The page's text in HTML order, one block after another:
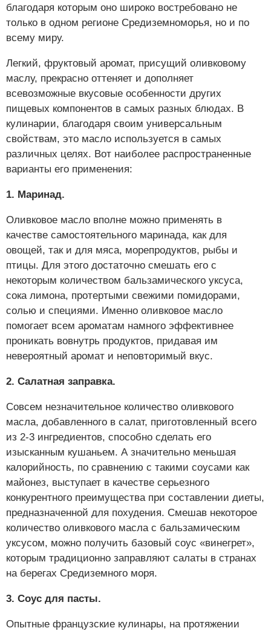
благодаря которым оно широко востребовано не
только в одном регионе Средиземноморья, но и по
всему миру.
Легкий, фруктовый аромат, присущий оливковому
маслу, прекрасно оттеняет и дополняет
всевозможные вкусовые особенности других
пищевых компонентов в самых разных блюдах. В
кулинарии, благодаря своим универсальным
свойствам, это масло используется в самых
различных целях. Вот наиболее распространенные
варианты его применения:
1. Маринад.
Оливковое масло вполне можно применять в
качестве самостоятельного маринада, как для
овощей, так и для мяса, морепродуктов, рыбы и
птицы. Для этого достаточно смешать его с
некоторым количеством бальзамического уксуса,
сока лимона, протертыми свежими помидорами,
солью и специями. Именно оливковое масло
помогает всем ароматам намного эффективнее
проникать вовнутрь продуктов, придавая им
невероятный аромат и неповторимый вкус.
2. Салатная заправка.
Совсем незначительное количество оливкового
масла, добавленного в салат, приготовленный всего
из 2-3 ингредиентов, способно сделать его
изысканным кушаньем. А значительно меньшая
калорийность, по сравнению с такими соусами как
майонез, выступает в качестве серьезного
конкурентного преимущества при составлении диеты,
предназначенной для похудения. Смешав некоторое
количество оливкового масла с бальзамическим
уксусом, можно получить базовый соус «винегрет»,
которым традиционно заправляют салаты в странах
на берегах Средиземного моря.
3. Соус для пасты.
Опытные французские кулинары, на протяжении